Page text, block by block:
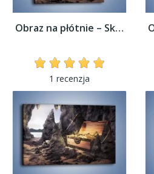
Obraz na płótnie – Skarby świeżo wydobyte...
1 recenzja